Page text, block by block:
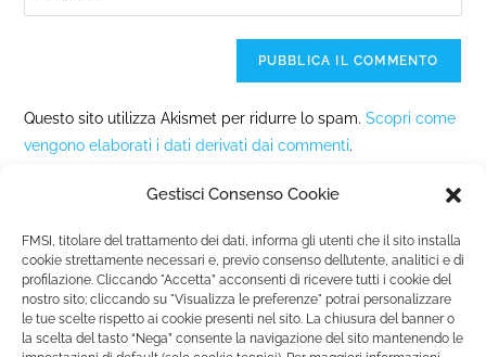
Gestisci Consenso Cookie
FMSI, titolare del trattamento dei dati, informa gli utenti che il sito installa
cookie strettamente necessari e, previo consenso dell’utente, analitici e di
profilazione. Cliccando "Accetta” acconsenti di ricevere tutti i cookie del
nostro sito; cliccando su "Visualizza le preferenze" potrai personalizzare
le tue scelte rispetto ai cookie presenti nel sito. La chiusura del banner o
la scelta del tasto “Nega” consente la navigazione del sito mantenendo le
Questo sito utilizza Akismet per ridurre lo spam.Scopri come
vengono elaborati i dati derivati dai commenti.
Fondazione Marista per la Solidarietà Internazionale ETS
P.le M. Champagnat, 2 00144 Roma, Italia